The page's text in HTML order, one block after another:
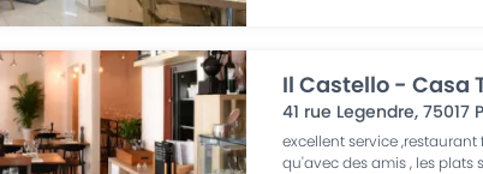
Il Castello - Casa
41 rue Legendre,75017
excellent service
qu'avec des amis , les plats